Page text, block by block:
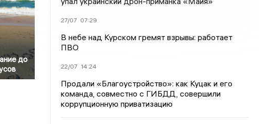
до
27/07 07:29
В небе над Курском гремят взрывы: работает
ПВО
22/07 14:24
Продали «Благоустройство»: как Куцак и его
команда, совместно с ГИБДД, совершили
коррупционную приватизацию